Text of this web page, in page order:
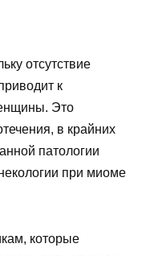
отсутствие
к
Это
в крайних
патологии
при миоме
которые